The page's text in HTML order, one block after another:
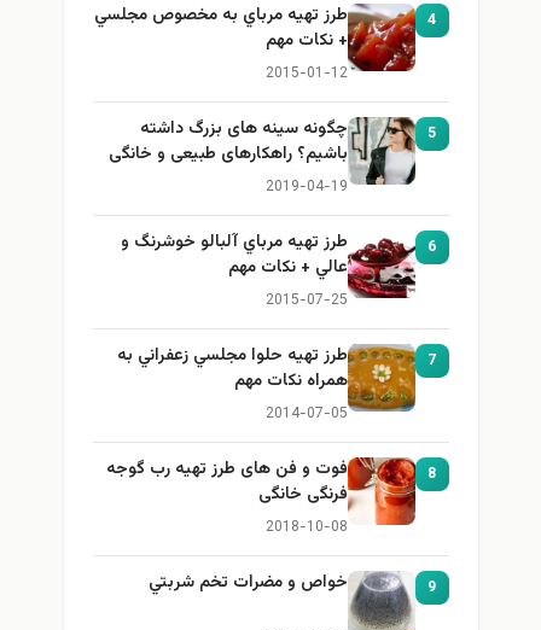
4
طرز تهيه مرباي به مخصوص مجلسي
+ نكات مهم
2015-01-12
5
چگونه سینه های بزرگ داشته
باشیم؟ راهکارهای طبیعی و خانگی
برای بزرگ کردن سینه
2019-04-19
6
طرز تهيه مرباي آلبالو خوشرنگ و
عالي + نكات مهم
2015-07-25
7
طرز تهيه حلوا مجلسي زعفراني به
همراه نكات مهم
2014-07-05
8
فوت و فن های طرز تهیه رب گوجه
فرنگی خانگی
2018-10-08
9 خواص و مضرات تخم شربتي